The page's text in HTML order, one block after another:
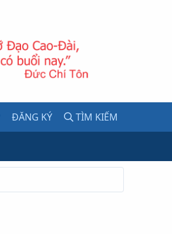
ĐĂNG KÝ TÌM KIẾM